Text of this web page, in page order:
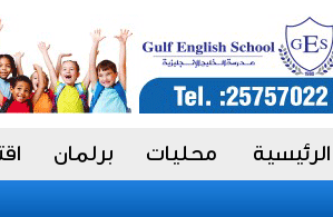
الرئيسية محليات برلمان